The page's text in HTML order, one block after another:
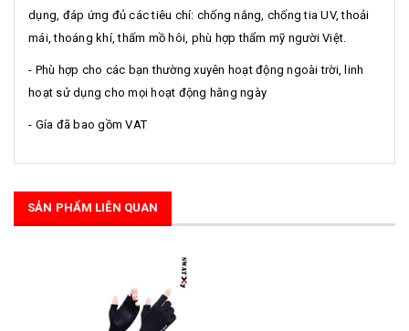
dụng, đáp ứng đủ các tiêu chí: chống nắng, chống tia UV, thoải
mái, thoáng khí, thấm mồ hôi, phù hợp thẩm mỹ người Việt.
- Phù hợp cho các bạn thường xuyên hoạt động ngoài trời, linh
hoạt sử dụng cho mọi hoạt động hằng ngày
- Gía đã bao gồm VAT
SẢN PHẨM LIÊN QUAN